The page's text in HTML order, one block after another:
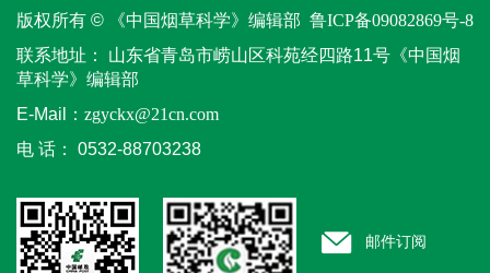
版权所有 © 《中国烟草科学》编辑部 鲁ICP备09082869号-8
联系地址：
山东省青岛市崂山区科苑经四路11号《中国烟
草科学》编辑部
E-Mail： zgyckx@21cn.com
电 话：
0532-88703238
邮件订阅